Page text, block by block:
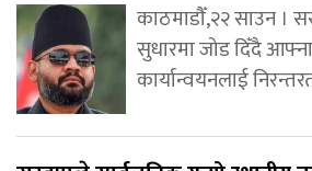
काठमाडौँ,२२ साउन ।
सुधारमा जोड दिँदै
कार्यान्वयनलाई